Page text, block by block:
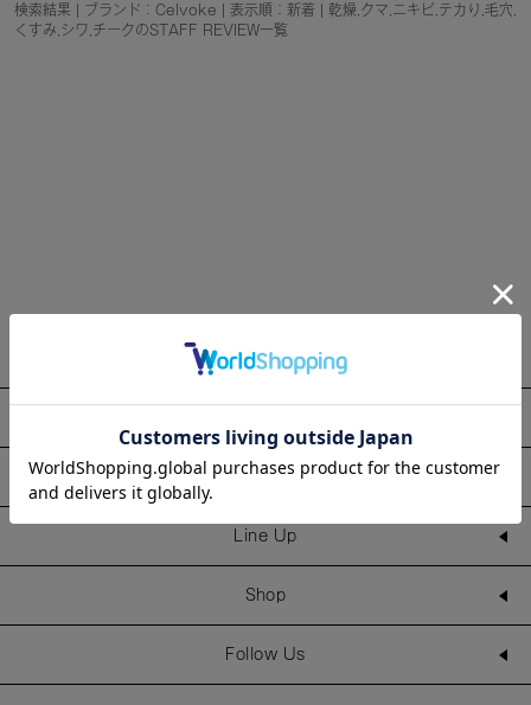
検索結果 | ブランド：Celvoke | 表示順：新着 | 乾燥,クマ,ニキビ,テカり,毛穴,
くすみ,シワ,チークのSTAFF REVIEW一覧
Information
Line Up
Shop
Follow Us